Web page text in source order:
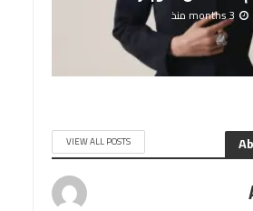
3 months منذ
VIEW ALL POSTS